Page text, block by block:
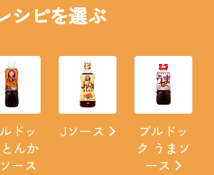
シピを選ぶ
ドッ
んか
ース
Jソース
ブルドッ
ク うまソ
ース